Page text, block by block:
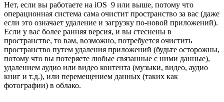
Нет, если вы работаете на iOS 9 или выше, потому что
операционная система сама очистит пространство за вас (даже
если это означает удаление и загрузку по-новой приложений).
Если у вас более ранняя версия, и вы стеснены в
пространстве, то вам, возможно, потребуется очистить
пространство путем удаления приложений (будьте осторожны,
потому что вы потеряете любые связанные с ними данные),
удалением аудио или видео контента (музыки, видео, аудио
книг и т.д.), или перемещением данных (таких как
фотографии) в облако.